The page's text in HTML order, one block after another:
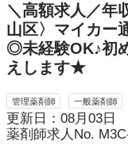
＼高額求人／年
山区〉マイカー
◎未経験OK♪初
えします★
管理薬剤師 一般薬剤師
更新日：08月03日
薬剤師求人No.